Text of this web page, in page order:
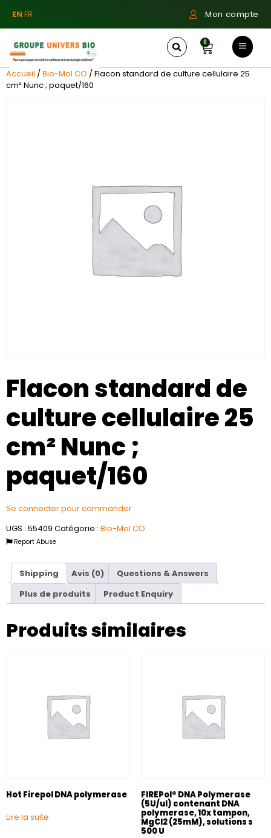
ENFR Mon compte
0
Accueil /Bio-Mol CO / Flacon standard de culture cellulaire 25
cm² Nunc ; paquet/160
Flacon standard de
culture cellulaire 25
cm² Nunc ;
paquet/160
Se connecter pour commander
UGS : 55409 Catégorie : Bio-Mol CO
Report Abuse
Shipping Avis (0)
Questions & Answers
Plus de produits
Product Enquiry
Produits similaires
Hot Firepol DNA polymerase
Lire la suite
FIREPol® DNA Polymerase
(5U/ul) contenant DNA
polymerase, 10x tampon,
MgCl2 (25mM), solutions s
500 U